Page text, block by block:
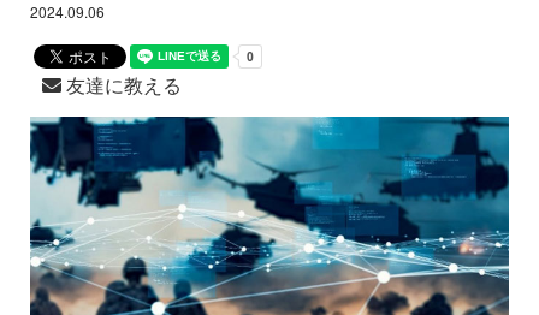
2024.09.06
友達に教える